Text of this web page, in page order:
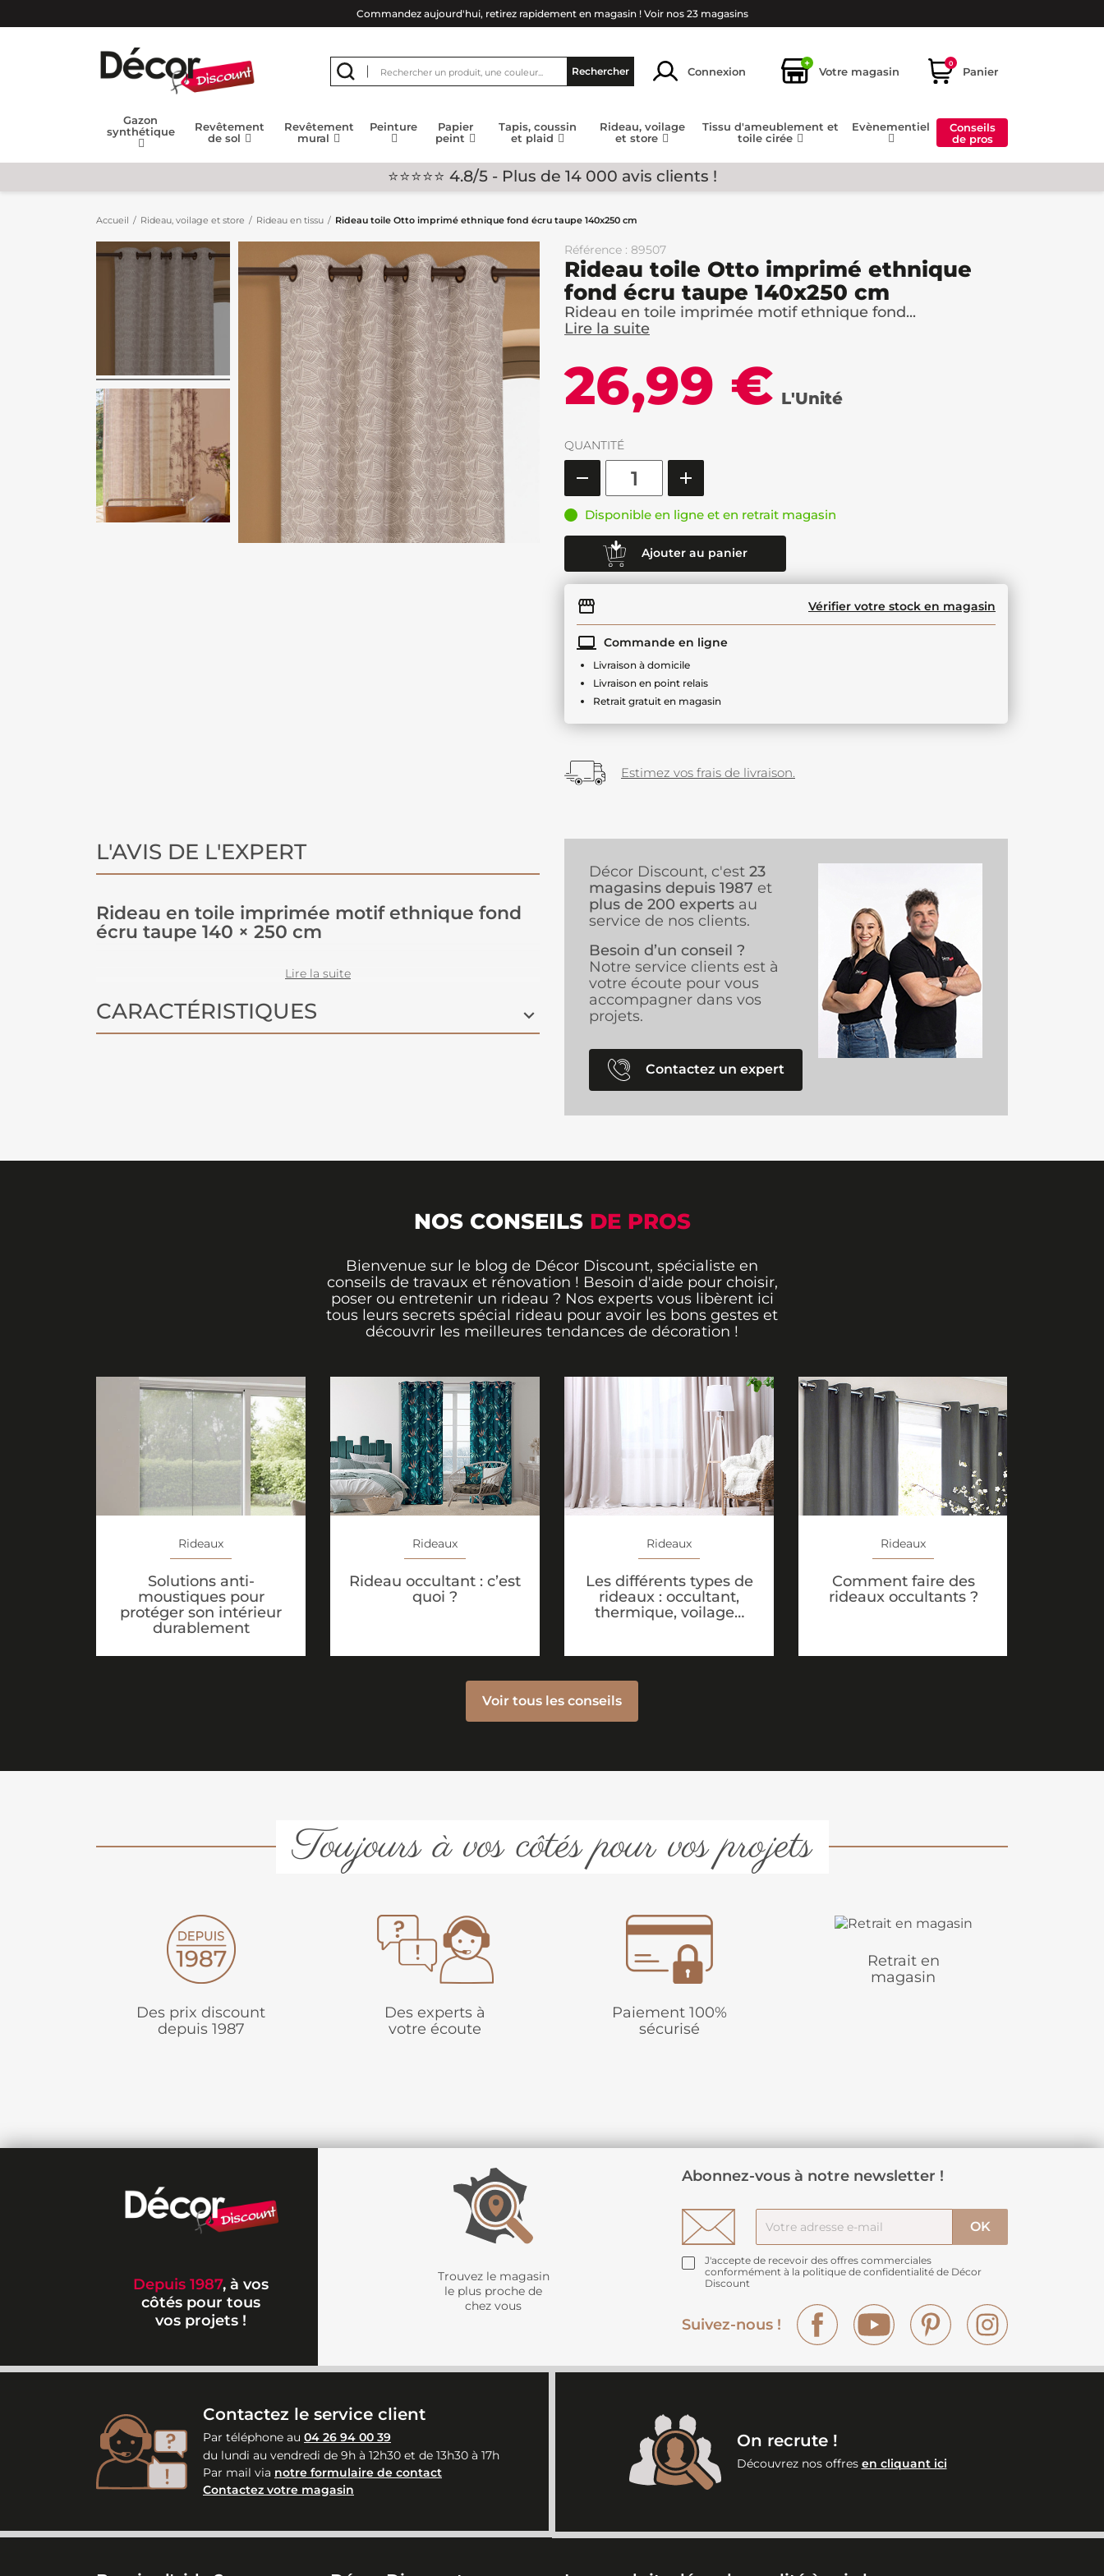
Commandez aujourd'hui, retirez rapidement en magasin ! Voir nos 23 magasins
Rechercher Connexion
+
Votre magasin
0
Panier
Gazon
synthétique
Revêtement
de sol
Revêtement
mural
Peinture
Papier
peint
Tapis, coussin
et plaid
Rideau, voilage
et store
Tissu d'ameublement et
toile cirée
Evènementiel
Conseils
de pros
⭐⭐⭐⭐⭐ 4.8/5 - Plus de 14 000 avis clients !
Accueil Rideau, voilage et store Rideau en tissu Rideau toile Otto imprimé ethnique fond écru taupe 140x250 cm
Référence : 89507
Rideau toile Otto imprimé ethnique
fond écru taupe 140x250 cm
Rideau en toile imprimée motif ethnique fond...
Lire la suite
26,99 € L'Unité
QUANTITÉ
Disponible en ligne et en retrait magasin
Ajouter au panier
Vérifier votre stock en magasin
Commande en ligne
Livraison à domicile
Livraison en point relais
Retrait gratuit en magasin
Estimez vos frais de livraison.
L'AVIS DE L'EXPERT
Rideau en toile imprimée motif ethnique fond
écru taupe 140 × 250 cm
taupe sont faciles à associer dans tous les
d'intérieur.
que bohème ou naturel.
Lire la suite
CARACTÉRISTIQUES
Décor Discount, c'est 23
magasins depuis 1987 et
plus de 200 experts au
service de nos clients.
Besoin d’un conseil ?
Notre service clients est à
votre écoute pour vous
accompagner dans vos
projets.
Contactez un expert
NOS CONSEILS DE PROS
Bienvenue sur le blog de Décor Discount, spécialiste en
conseils de travaux et rénovation ! Besoin d'aide pour choisir,
poser ou entretenir un rideau ? Nos experts vous libèrent ici
tous leurs secrets spécial rideau pour avoir les bons gestes et
découvrir les meilleures tendances de décoration !
Rideaux
Solutions anti-
moustiques pour
protéger son intérieur
durablement
Rideaux
Rideau occultant : c’est
quoi ?
Rideaux
Les différents types de
rideaux : occultant,
thermique, voilage…
Rideaux
Comment faire des
rideaux occultants ?
Voir tous les conseils
Toujours à vos côtés pour vos projets
Des prix discount
depuis 1987
Des experts à
votre écoute
Paiement 100%
sécurisé
Retrait en
magasin
Depuis 1987, à vos
côtés pour tous
vos projets !
Trouvez le magasin
le plus proche de
chez vous
Abonnez-vous à notre newsletter !
J'accepte de recevoir des offres commerciales
conformément à la politique de confidentialité de Décor
Discount
Suivez-nous !
Facebook YouTube Pinterest
Contactez le service client
Par téléphone au 04 26 94 00 39
du lundi au vendredi de 9h à 12h30 et de 13h30 à 17h
Par mail via notre formulaire de contact
Contactez votre magasin
On recrute !
Découvrez nos offres en cliquant ici